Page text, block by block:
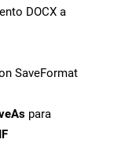
DOCX a
SaveFormat
para